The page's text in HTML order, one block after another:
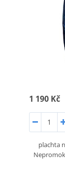
1 190 Kč
plachta